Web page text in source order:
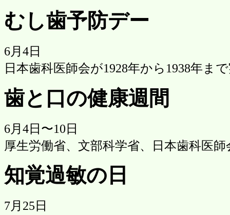
むし歯予防デー
6月4日
日本歯科医師会が1928年から1938年ま
歯と口の健康週間
6月4日〜10日
厚生労働省、文部科学省、日本歯科医
知覚過敏の日
7月25日